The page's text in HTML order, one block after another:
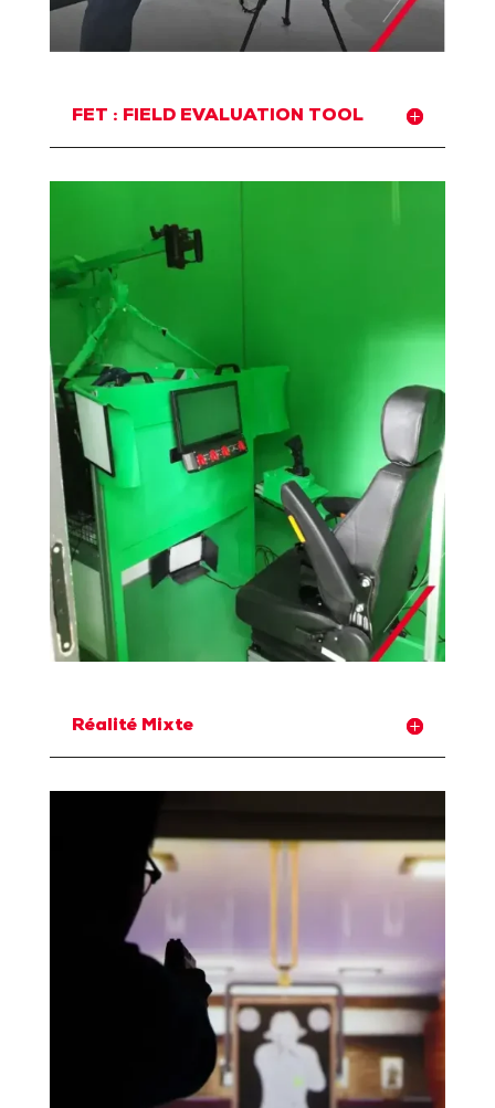
FET : FIELD EVALUATION TOOL
Réalité Mixte